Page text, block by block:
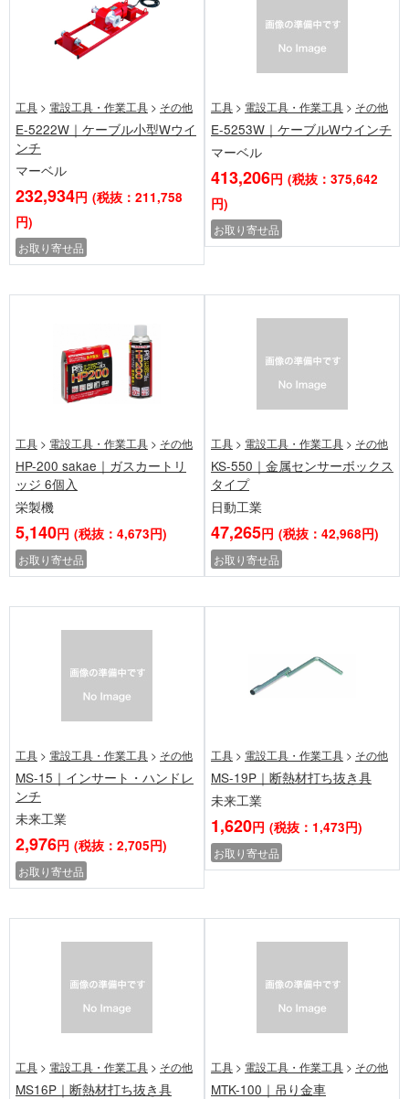
工具 > 電設工具・作業工具 > その他
E-5222W｜ケーブル小型Wウイ
ンチ
マーベル
232,934円 (税抜：211,758
円)
お取り寄せ品
工具 > 電設工具・作業工具 > その他
E-5253W｜ケーブルWウインチ
マーベル
413,206円 (税抜：375,642
円)
お取り寄せ品
工具 > 電設工具・作業工具 > その他
HP-200 sakae｜ガスカートリ
ッジ 6個入
栄製機
5,140円 (税抜：4,673円)
お取り寄せ品
工具 > 電設工具・作業工具 > その他
KS-550｜金属センサーボックス
タイプ
日動工業
47,265円 (税抜：42,968円)
お取り寄せ品
工具 > 電設工具・作業工具 > その他
MS-15｜インサート・ハンドレ
ンチ
未来工業
2,976円 (税抜：2,705円)
お取り寄せ品
工具 > 電設工具・作業工具 > その他
MS-19P｜断熱材打ち抜き具
未来工業
1,620円 (税抜：1,473円)
お取り寄せ品
工具 > 電設工具・作業工具 > その他
MS16P｜断熱材打ち抜き具
工具 > 電設工具・作業工具 > その他
MTK-100｜吊り金車